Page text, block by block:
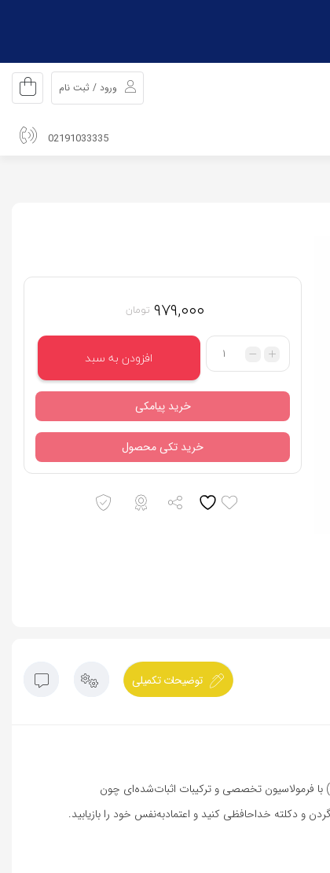
ورود / ثبت نام
02191033335
۹۷۹,۰۰۰ تومان
تعداد
افزودن به سبد
خرید پیامکی
خرید تکی محصول
توضیحات تکمیلی